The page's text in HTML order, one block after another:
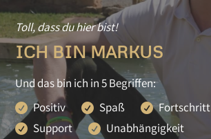
Toll, dass du hier bist!
ICH BIN MARKUS
Und das bin ich in 5 Begriffen:
Positiv
Spaß
Fortschritt
Support
Unabhängigkeit